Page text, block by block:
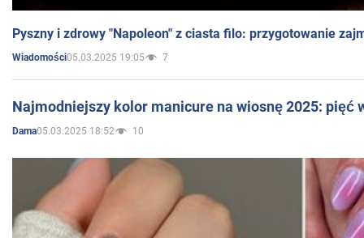
Pyszny i zdrowy "Napoleon" z ciasta filo: przygotowanie
Wiadomości05.03.2025 19:05 7
Najmodniejszy kolor manicure na wiosnę 2025: pięć
Dama05.03.2025 18:52 10